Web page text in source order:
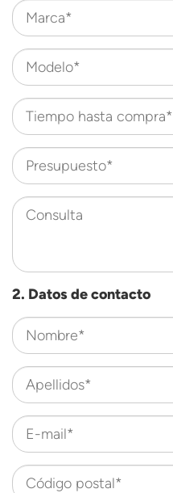
Marca*
Modelo*
Tiempo hasta compra*
Presupuesto*
Consulta
2. Datos de contacto
Nombre*
Apellidos*
E-mail*
Código postal*